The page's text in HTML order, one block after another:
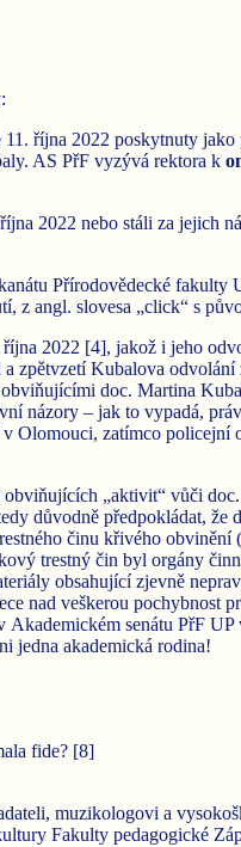
října 2022 poskytnuty
AS PřF vyzývá rektora k
2022 nebo stáli za jejich
Přírodovědecké
z angl. slovesa „click“ s
2022 [4], jakož i jeho
zpětvzetí Kubalova
doc. Martina
názory – jak to vypadá,
Olomouci, zatímco policejní
obviňujících „aktivit“ vůči
důvodně předpokládat,
činu křivého
trestný čin byl orgány
obsahující zjevně
nad veškerou pochybnost
senátu PřF
jedna akademická rodina!
fide? [8]
muzikologovi a
Fakulty pedagogické